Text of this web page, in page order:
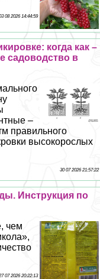
08 2026 14:44:59
когда как –
садоводство в
–
правильного
высокорослых
30 07 2026 21:57:22
Инструкция по
чем
07 2026 20:22:13